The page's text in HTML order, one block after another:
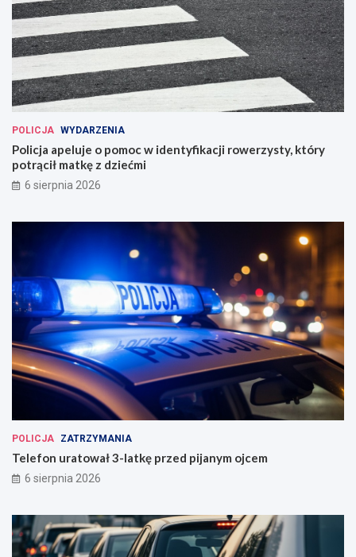
POLICJA WYDARZENIA
Policja apeluje o pomoc w identyfikacji rowerzysty, który
potrącił matkę z dziećmi
6 sierpnia 2026
POLICJA ZATRZYMANIA
Telefon uratował 3-latkę przed pijanym ojcem
6 sierpnia 2026